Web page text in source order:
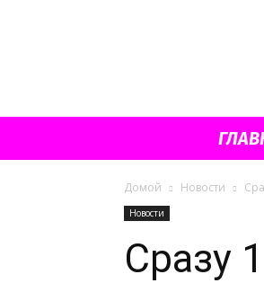
Домой Новости
Новости
Сразу